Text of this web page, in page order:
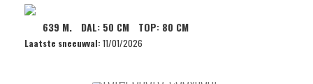
639 M. DAL: 50 CM TOP: 80 CM
Laatste sneeuwval: 11/01/2026